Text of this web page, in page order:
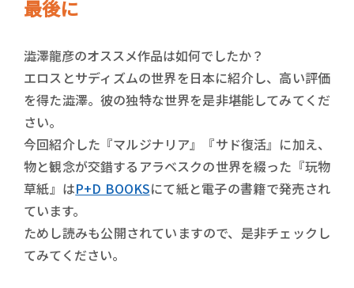
最後に
澁澤龍彦のオススメ作品は如何でしたか？
エロスとサディズムの世界を日本に紹介し、高い評価
を得た澁澤。彼の独特な世界を是非堪能してみてくだ
さい。
今回紹介した『マルジナリア』『サド復活』に加え、
物と観念が交錯するアラベスクの世界を綴った『玩物
草紙』はP+D BOOKSにて紙と電子の書籍で発売され
ています。
ためし読みも公開されていますので、是非チェックし
てみてください。